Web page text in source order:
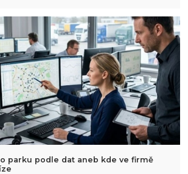
parku podle dat aneb kde ve firmě